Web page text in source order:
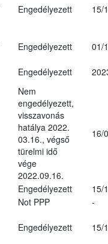
Engedélyezett 15/
Engedélyezett
01/
Engedélyezett
Nem
engedélyezett,
visszavonás
hatálya 2022.
03.16., végső
türelmi idő
vége
2022.09.16.
16/
Engedélyezett
15/
Not PPP
-
Engedélyezett 15/